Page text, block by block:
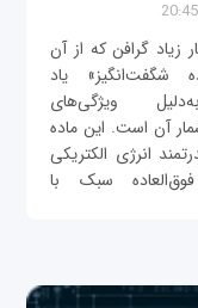
زیاد گرافن که از آن
شگفت‌انگیز» یاد
ویژگی‌های
آن است. این ماده
انرژی الکتریکی
سبک با